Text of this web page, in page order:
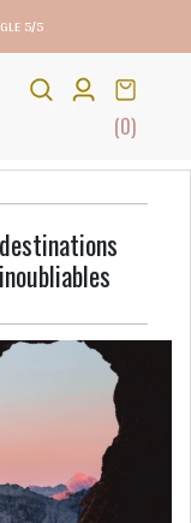
5/5
(0)